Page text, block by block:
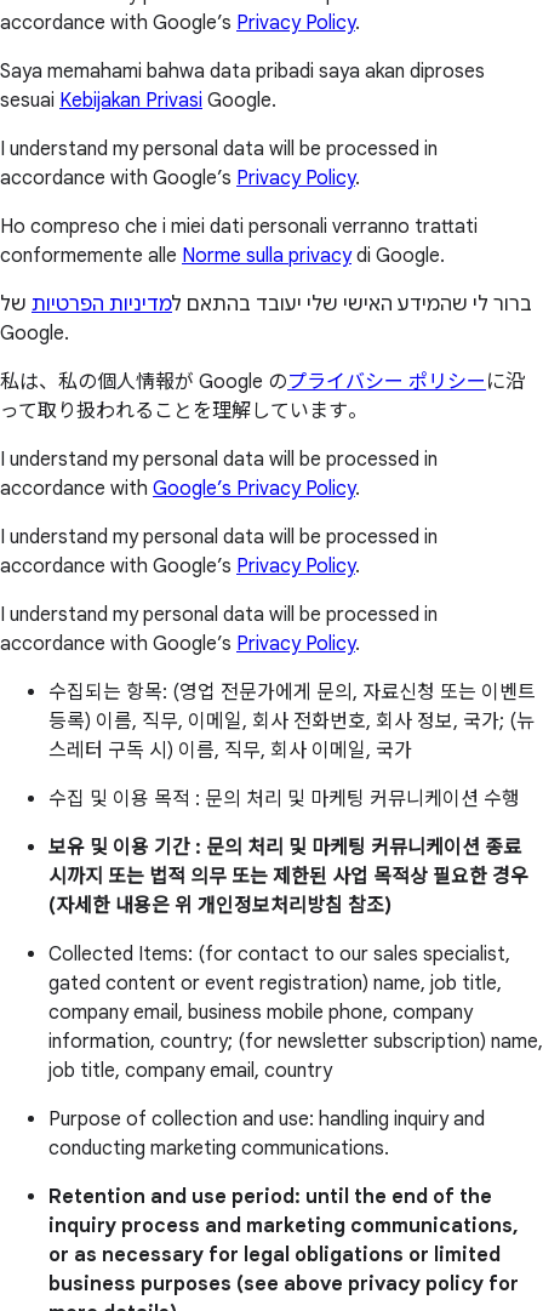
accordance with Google’s Privacy Policy.
Saya memahami bahwa data pribadi saya akan diproses
sesuai Kebijakan Privasi Google.
I understand my personal data will be processed in
accordance with Google’s Privacy Policy.
Ho compreso che i miei dati personali verranno trattati
conformemente alle Norme sulla privacydi Google.
ברור לי שהמידע האישי שלי יעובד בהתאם למדיניות הפרטיות של
Google.
私は、私の個人情報が Google のプライバシー ポリシー に沿
って取り扱われることを理解しています。
I understand my personal data will be processed in
accordance with Google’s Privacy Policy.
I understand my personal data will be processed in
accordance with Google’s Privacy Policy.
I understand my personal data will be processed in
accordance with Google’s Privacy Policy.
수집되는 항목: (영업 전문가에게 문의, 자료신청 또는 이벤트
등록) 이름, 직무, 이메일, 회사 전화번호, 회사 정보, 국가; (뉴
스레터 구독 시) 이름, 직무, 회사 이메일, 국가
수집 및 이용 목적 : 문의 처리 및 마케팅 커뮤니케이션 수행
보유 및 이용 기간 : 문의 처리 및 마케팅 커뮤니케이션 종료
시까지 또는 법적 의무 또는 제한된 사업 목적상 필요한 경우
(자세한 내용은 위 개인정보처리방침 참조)
Collected Items: (for contact to our sales specialist,
gated content or event registration) name, job title,
company email, business mobile phone, company
information, country; (for newsletter subscription) name,
job title, company email, country
Purpose of collection and use: handling inquiry and
conducting marketing communications.
Retention and use period: until the end of the
inquiry process and marketing communications,
or as necessary for legal obligations or limited
business purposes (see above privacy policy for